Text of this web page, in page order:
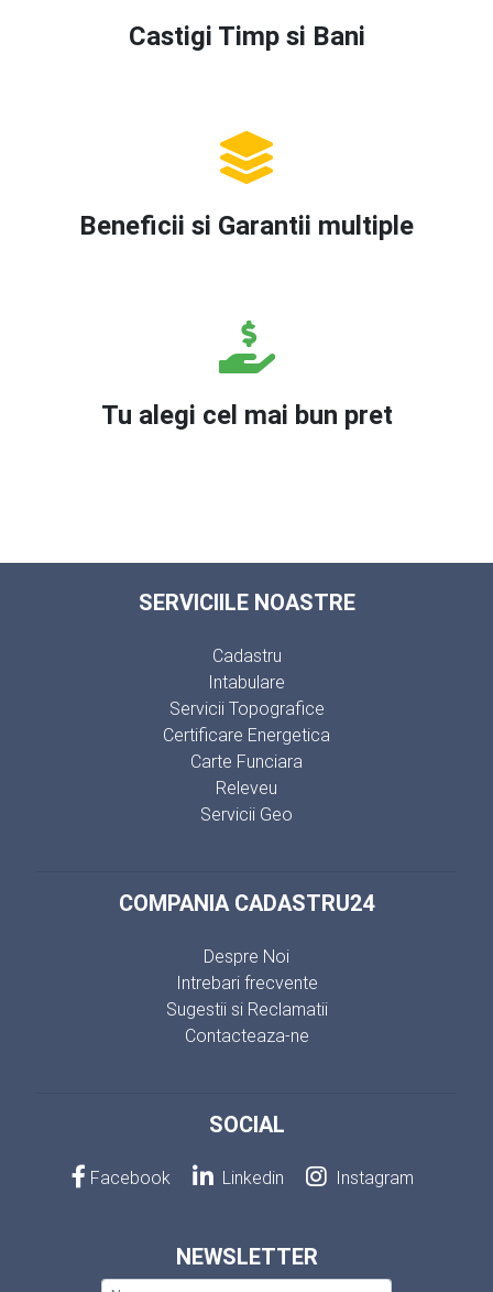
Castigi Timp si Bani
Beneficii si Garantii multiple
Tu alegi cel mai bun pret
SERVICIILE NOASTRE
Cadastru
Intabulare
Servicii Topografice
Certificare Energetica
Carte Funciara
Releveu
Servicii Geo
COMPANIA CADASTRU24
Despre Noi
Intrebari frecvente
Sugestii si Reclamatii
Contacteaza-ne
SOCIAL
Facebook Linkedin Instagram
NEWSLETTER